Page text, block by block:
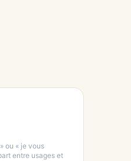
ou « je vous
entre usages et